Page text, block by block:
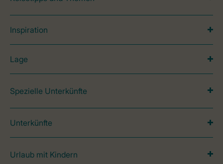
Inspiration
Lage
Spezielle Unterkünfte
Unterkünfte
Urlaub mit Kindern